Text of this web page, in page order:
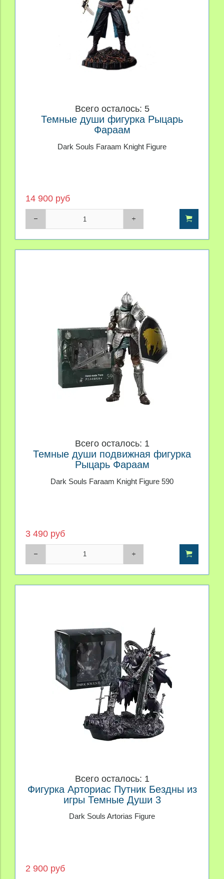
Всего осталось: 5
Темные души фигурка Рыцарь
Фараам
Dark Souls Faraam Knight Figure
14 900 руб
Всего осталось: 1
Темные души подвижная фигурка
Рыцарь Фараам
Dark Souls Faraam Knight Figure 590
3 490 руб
Всего осталось: 1
Фигурка Арториас Путник Бездны из
игры Темные Души 3
Dark Souls Artorias Figure
2 900 руб